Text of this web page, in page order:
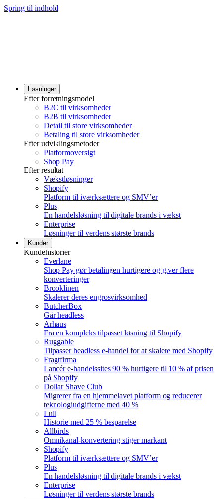
Spring til indhold
Løsninger
Efter forretningsmodel
B2C til virksomheder
B2B til virksomheder
Detail til store virksomheder
Betaling til store virksomheder
Efter udviklingsmetoder
Platformoversigt
Shop Pay
Efter resultat
Vækstløsninger
Shopify
Platform til iværksættere og SMV’er
Plus
En handelsløsning til digitale brands i vækst
Enterprise
Løsninger til verdens største brands
Kunder
Kundehistorier
Everlane
Shop Pay gør betalingen hurtigere og giver flere
konverteringer
Brooklinen
Skalerer deres engrosvirksomhed
ButcherBox
Går headless
Arhaus
Fra en kompleks tilpasset løsning til Shopify
Ruggable
Tilpasser headless e-handel for at skalere med Shopify
Fragtfirma
Lancér e-handelssites 90 % hurtigere til 10 % af prisen
på Shopify
Dollar Shave Club
Migrerer fra en hjemmelavet platform og reducerer
teknologiudgifterne med 40 %
Lull
Historie med 25 % besparelse
Allbirds
Omnikanal-konvertering stiger markant
Shopify
Platform til iværksættere og SMV’er
Plus
En handelsløsning til digitale brands i vækst
Enterprise
Løsninger til verdens største brands